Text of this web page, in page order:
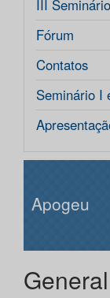
III
Fórum
Contatos
Seminário I
Apogeu